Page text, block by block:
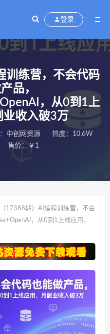
登录
训练营，不会代码
品，
，从0到1上
业收入破3万
中创网资源
热度：10.6W
售价：￥1
（17388期）AI编程训练营，不会
，从0到1上线应用，